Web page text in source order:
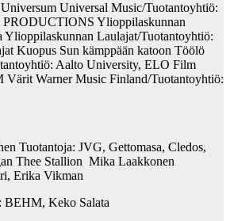
Universal Music/Tuotantoyhtiö:
Ylioppilaskunnan
Ylioppilaskunnan Laulajat/Tuotantoyhtiö:
Kuopus Sun kämppään katoon Töölö
Aalto University, ELO Film
Värit Warner Music Finland/Tuotantoyhtiö:
Tuotantoja: JVG, Gettomasa, Cledos,
Thee Stallion Mika Laakkonen
Erika Vikman
BEHM, Keko Salata